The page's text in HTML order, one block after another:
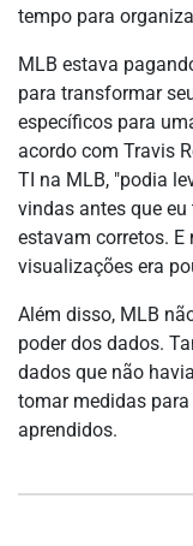
tempo para
MLB estava
para transformar
específicos para
acordo com Travis
TI na MLB, "podia
vindas antes que
estavam corretos.
visualizações era
Além disso, MLB
poder dos dados.
dados que não
tomar medidas
aprendidos.